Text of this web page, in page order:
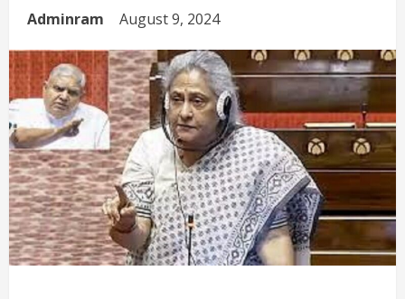
Adminram August 9, 2024